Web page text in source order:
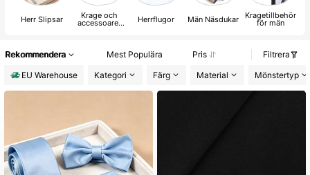
Herr Slipsar Krage och
accessoarer Herrflugor Män Näsdukar Kragetillbehör
för män
Rekommendera Mest Populära Pris
Filtrera
EU Warehouse
Kategori Färg Material Mönstertyp